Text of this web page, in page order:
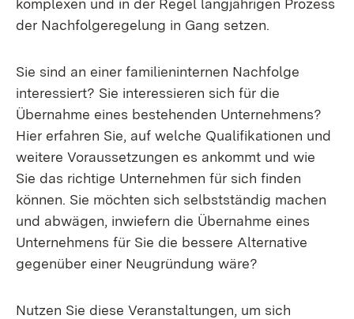
komplexen und in der Regel langjährigen Prozess
der Nachfolgeregelung in Gang setzen.
Sie sind an einer familieninternen Nachfolge
interessiert? Sie interessieren sich für die
Übernahme eines bestehenden Unternehmens?
Hier erfahren Sie, auf welche Qualifikationen und
weitere Voraussetzungen es ankommt und wie
Sie das richtige Unternehmen für sich finden
können. Sie möchten sich selbstständig machen
und abwägen, inwiefern die Übernahme eines
Unternehmens für Sie die bessere Alternative
gegenüber einer Neugründung wäre?
Nutzen Sie diese Veranstaltungen, um sich